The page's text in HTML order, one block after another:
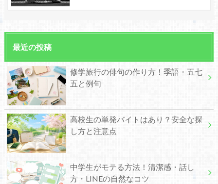
最近の投稿
修学旅行の俳句の作り方！季語・五七
五と例句
高校生の単発バイトはあり？安全な探
し方と注意点
中学生がモテる方法！清潔感・話し
方・LINEの自然なコツ